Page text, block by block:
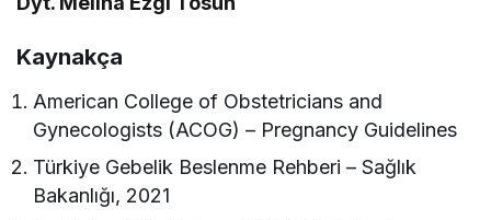
Kaynakça
American College of Obstetricians and
Gynecologists (ACOG) – Pregnancy Guidelines
Türkiye Gebelik Beslenme Rehberi – Sağlık
Bakanlığı, 2021